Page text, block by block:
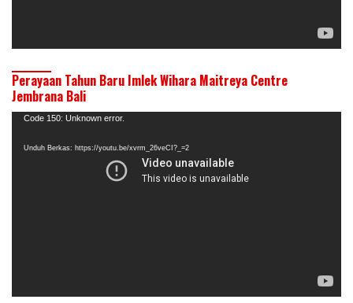
Perayaan Tahun Baru Imlek Wihara Maitreya Centre
Jembrana Bali
Pemutar
Code 150: Unknown error.
Unduh Berkas: https://youtu.be/xvrm_26veCI?_=2